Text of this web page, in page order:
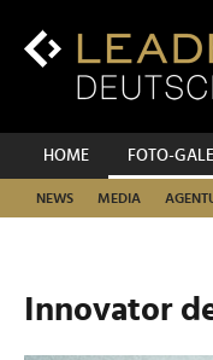
Inhalt
Hauptnavigation
HOME FOTO-
NEWS MEDIA
Innovator